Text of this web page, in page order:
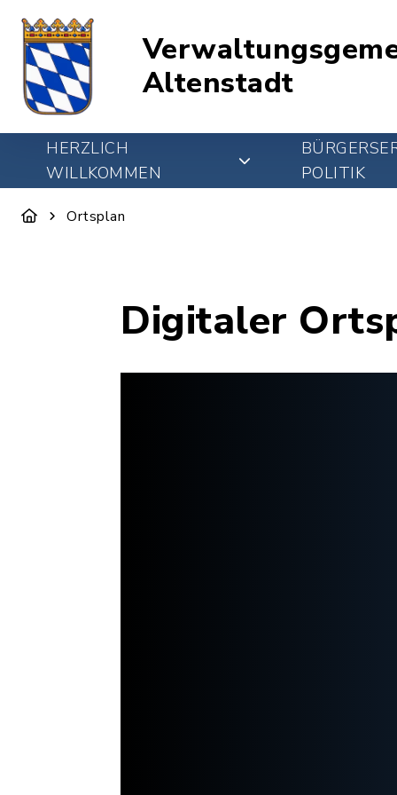
Altenstadt
HERZLICH
WILLKOMMEN
POLITIK
Ortsplan
Digitaler